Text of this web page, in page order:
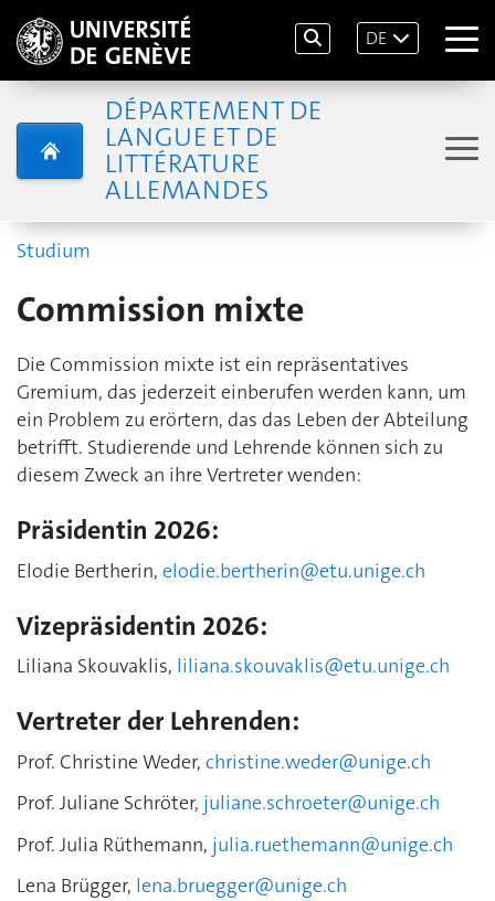
DE
DÉPARTEMENT DE
LANGUE ET DE
LITTÉRATURE
ALLEMANDES
Studium
Commission mixte
Die Commission mixte ist ein repräsentatives
Gremium, das jederzeit einberufen werden kann, um
ein Problem zu erörtern, das das Leben der Abteilung
betrifft. Studierende und Lehrende können sich zu
diesem Zweck an ihre Vertreter wenden:
Präsidentin 2026:
Elodie Bertherin, elodie.bertherin@etu.unige.ch
Vizepräsidentin 2026:
Liliana Skouvaklis, liliana.skouvaklis@etu.unige.ch
Vertreter der Lehrenden:
Prof. Christine Weder, christine.weder@unige.ch
Prof. Juliane Schröter, juliane.schroeter@unige.ch
Prof. Julia Rüthemann, julia.ruethemann@unige.ch
Lena Brügger, lena.bruegger@unige.ch